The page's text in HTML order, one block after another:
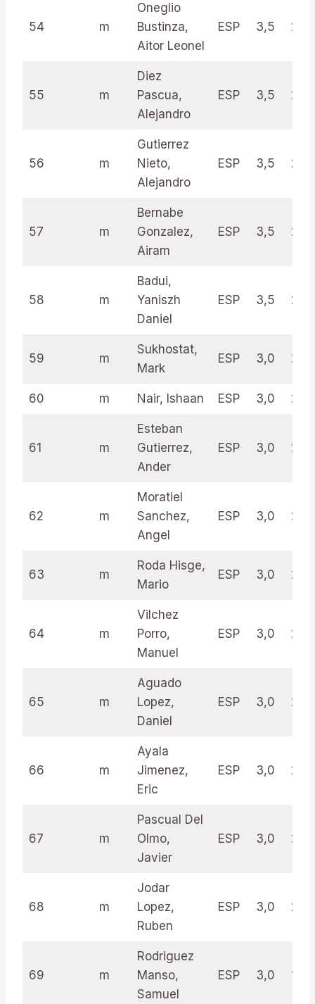
54 m
Oneglio
Bustinza,
Aitor Leonel
ESP 3,5 22.0
55 m
Diez
Pascua,
Alejandro
ESP 3,5 21.0
56 m
Gutierrez
Nieto,
Alejandro
ESP 3,5
57 m
Bernabe
Gonzalez,
Airam
ESP 3,5
58 m
Badui,
Yaniszh
Daniel
ESP 3,5
59 m
Sukhostat,
Mark
ESP 3,0
60 m Nair, Ishaan ESP 3,0
61 m
Esteban
Gutierrez,
Ander
ESP 3,0
62 m
Moratiel
Sanchez,
Angel
ESP 3,0 22.5
63 m
Roda Hisge,
Mario
ESP 3,0 21.5
64 m
Vilchez
Porro,
Manuel
ESP 3,0 21.0
65 m
Aguado
Lopez,
Daniel
ESP 3,0 21.0
66 m
Ayala
Jimenez,
Eric
ESP 3,0
67 m
Pascual Del
Olmo,
Javier
ESP 3,0
68 m
Jodar
Lopez,
Ruben
ESP 3,0
69 m
Rodriguez
Manso,
Samuel
ESP 3,0 19.5